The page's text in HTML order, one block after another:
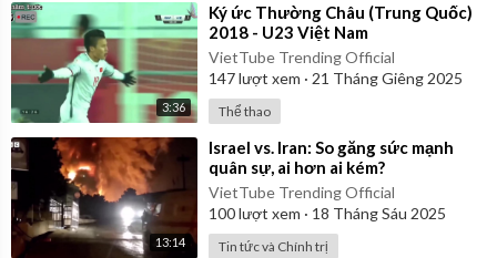
3:36
⁣Ký ức Thường Châu (Trung Quốc)
2018 - U23 Việt Nam
VietTube Trending Official
147lượt xem · 21 Tháng Giêng 2025
Thể thao
13:14
⁣Israel vs. Iran: So găng sức mạnh
quân sự, ai hơn ai kém?
VietTube Trending Official
100lượt xem · 18 Tháng Sáu 2025
Tin tức và Chính trị